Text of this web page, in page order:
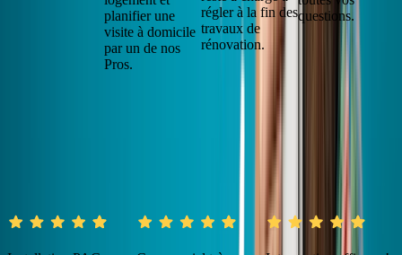
planifier une
visite à domicile
par un de nos
Pros.
régler à la fin des
travaux de
rénovation.
questions.
De nombreux clients recommandent le